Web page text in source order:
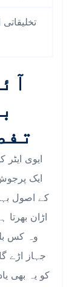
ایوی
ایک
کے اصول
اڑان بھرتا
وہ کس
جہاز اڑے
کو یہ بھی